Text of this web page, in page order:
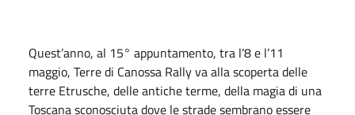
Quest’anno, al 15° appuntamento, tra l’8 e l’11
maggio, Terre di Canossa Rally va alla scoperta delle
terre Etrusche, delle antiche terme, della magia di una
Toscana sconosciuta dove le strade sembrano essere